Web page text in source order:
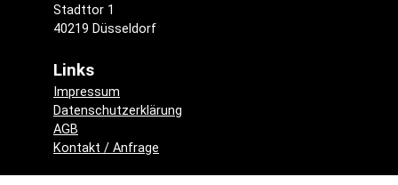
Stadttor 1
40219 Düsseldorf
Links
Impressum
Datenschutzerklärung
AGB
Kontakt / Anfrage